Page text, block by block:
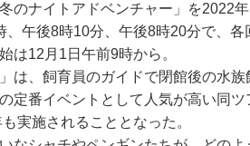
のナイトアドベンチャー」を2022
、午後8時10分、午後8時20分で、
は12月1日午前9時から。
は、飼育員のガイドで閉館後の水
定番イベントとして人気が高い同
実施されることとなった。